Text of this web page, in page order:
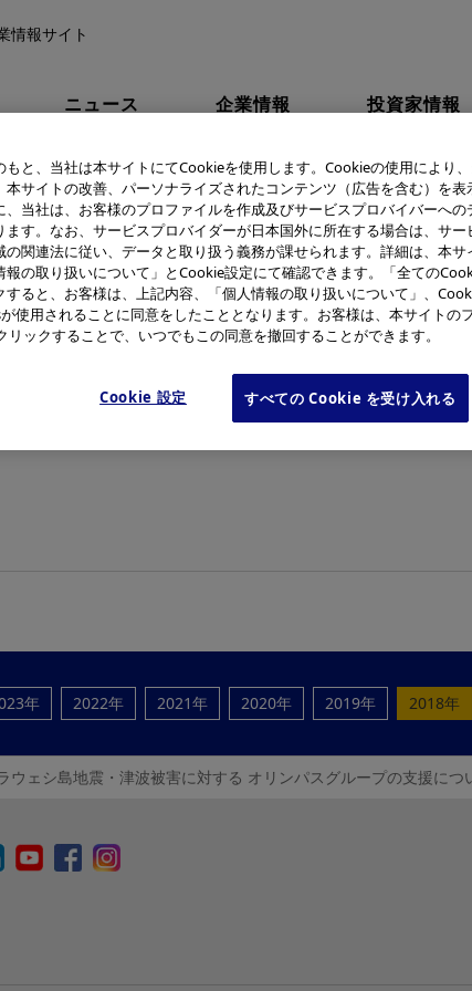
情報サイト
ニュース 企業情報 投資家情報
スラウェシ島地震・津波
パスグループの支援につ
年 2022年 2021年 2020年 2019年 2018年
ウェシ島地震・津波被害に対する オリンパスグループの支援につ
もと、当社は本サイトにてCookieを使用します。Cookieの使用により
本サイトの改善、パーソナライズされたコンテンツ（広告を含む）を表
、当社は、お客様のプロファイルを作成及びサービスプロバイバーへの
ます。なお、サービスプロバイダーが日本国外に所在する場合は、サー
の関連法に従い、データと取り扱う義務が課せられます。詳細は、本サ
報の取り扱いについて」とCookie設定にて確認できます。「全ての
すると、お客様は、上記内容、「個人情報の取り扱いについて」、
使用されることに同意をしたこととなります。お客様は、本サイトの
リックすることで、いつでもこの同意を撤回することができます。
Cookie 設定 すべての Cookie を受け入れる